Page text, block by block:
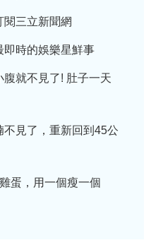
三立新聞網
時的娛樂星鮮事
就不見了! 肚子一天
見了，重新回到45公
蛋，用一個瘦一個